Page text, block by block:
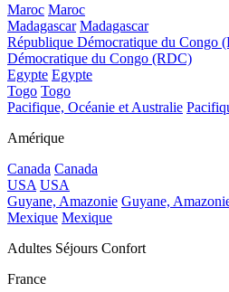
Maroc Maroc
Madagascar Madagascar
République Démocratique du Congo
Démocratique du Congo (RDC)
Egypte Egypte
Togo Togo
Pacifique, Océanie et Australie
Amérique
Canada Canada
USA USA
Guyane, Amazonie Guyane,
Mexique Mexique
Adultes Séjours Confort
France